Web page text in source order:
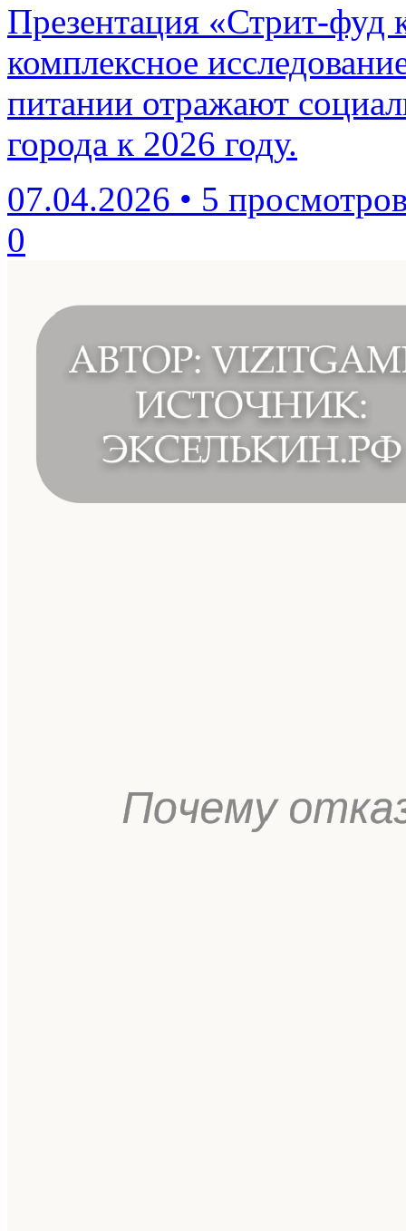
Презентация «Стрит-фуд
комплексное
питании отражают
города к 2026 году.
07.04.2026 • 5
0